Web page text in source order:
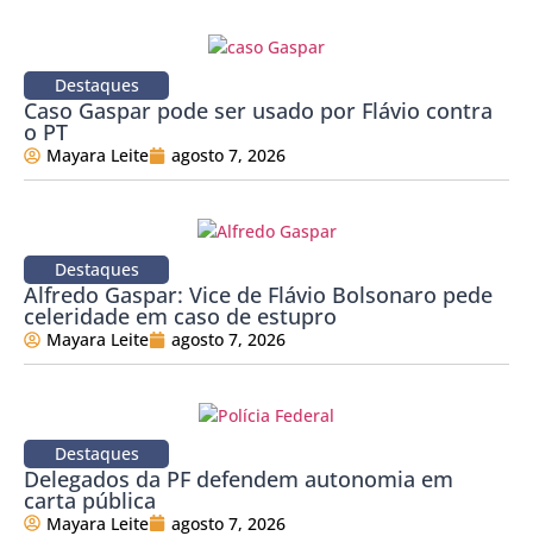
Destaques
Caso Gaspar pode ser usado por Flávio contra
o PT
Mayara Leite agosto 7, 2026
Destaques
Alfredo Gaspar: Vice de Flávio Bolsonaro pede
celeridade em caso de estupro
Mayara Leite agosto 7, 2026
Destaques
Delegados da PF defendem autonomia em
carta pública
Mayara Leite agosto 7, 2026